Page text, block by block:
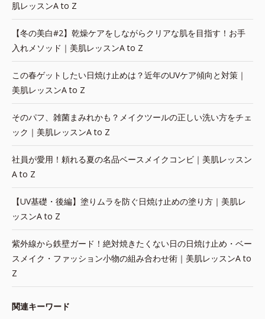
肌レッスンA to Z
【冬の美白#2】乾燥ケアをしながらクリアな肌を目指す！お手
入れメソッド｜美肌レッスンA to Z
この春ゲットしたい日焼け止めは？近年のUVケア傾向と対策｜
美肌レッスンA to Z
そのパフ、雑菌まみれかも？メイクツールの正しい洗い方をチェ
ック｜美肌レッスンA to Z
社員が愛用！頼れる夏の名品ベースメイクコンビ｜美肌レッスン
A to Z
【UV基礎・後編】塗りムラを防ぐ日焼け止めの塗り方｜美肌レ
ッスンA to Z
紫外線から鉄壁ガード！絶対焼きたくない日の日焼け止め・ベー
スメイク・ファッション小物の組み合わせ術｜美肌レッスンA to
Z
関連キーワード